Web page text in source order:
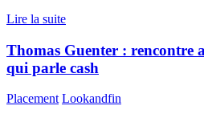
Lire la suite
Thomas Guenter : rencontre
qui parle cash
Placement Lookandfin